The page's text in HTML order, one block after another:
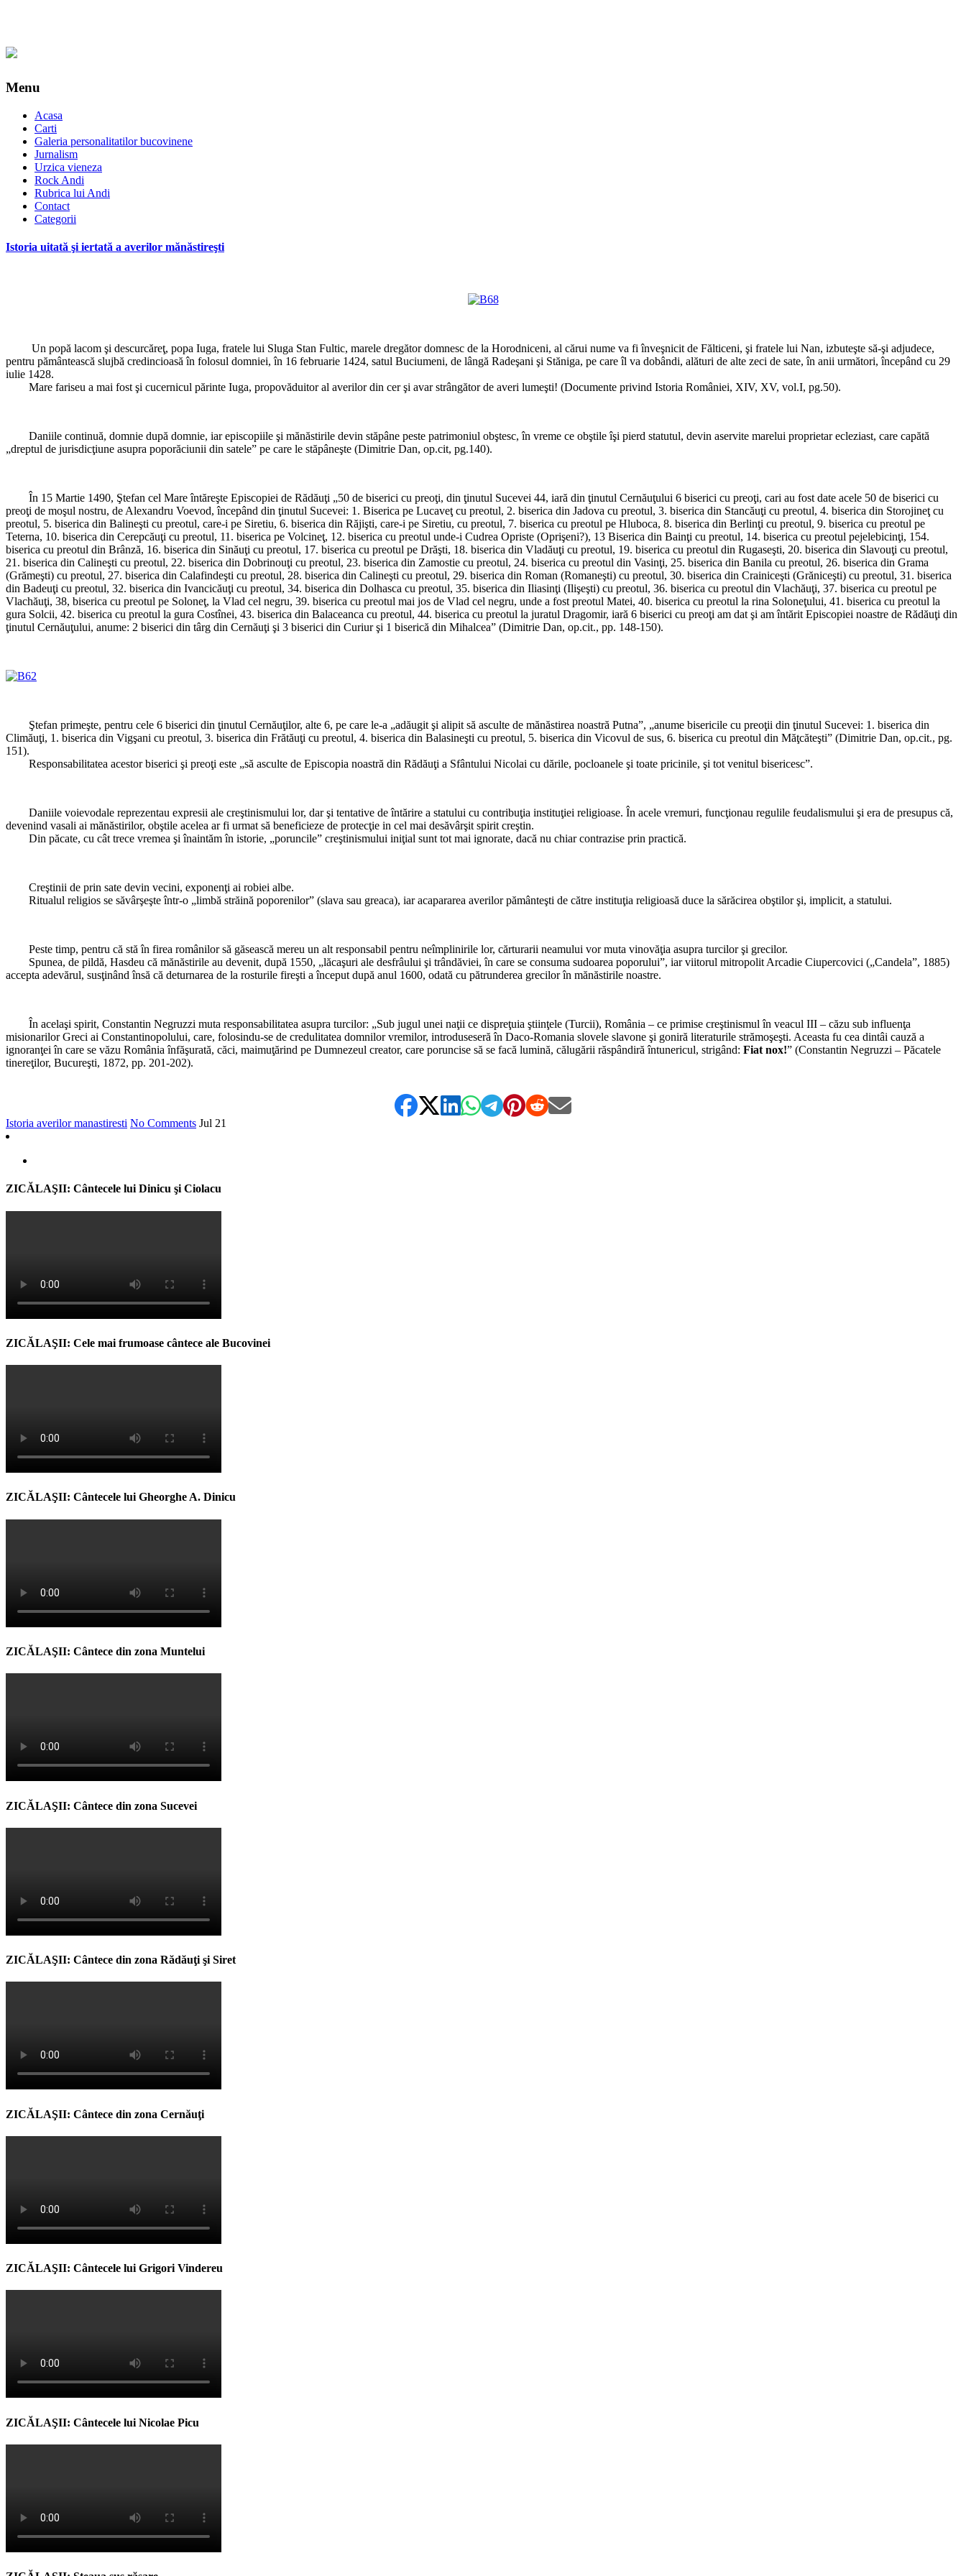
Menu
Acasa
Carti
Galeria personalitatilor bucovinene
Jurnalism
Urzica vieneza
Rock Andi
Rubrica lui Andi
Contact
Categorii
Istoria uitată şi iertată a averilor mănăstireşti
Un popă lacom şi descurcăreţ, popa Iuga, fratele lui Sluga Stan Fultic, marele dregător domnesc de la Horodniceni, al cărui nume va fi înveşnicit de Fălticeni, şi fratele lui Nan, izbuteşte să-şi adjudece,
pentru pământească slujbă credincioasă în folosul domniei, în 16 februarie 1424, satul Buciumeni, de lângă Radeşani şi Stăniga, pe care îl va dobândi, alături de alte zeci de sate, în anii următori, începând cu 29
iulie 1428.
Mare fariseu a mai fost şi cucernicul părinte Iuga, propovăduitor al averilor din cer şi avar strângător de averi lumeşti! (Documente privind Istoria României, XIV, XV, vol.I, pg.50).
Daniile continuă, domnie după domnie, iar episcopiile şi mănăstirile devin stăpâne peste patrimoniul obştesc, în vreme ce obştile îşi pierd statutul, devin aservite marelui proprietar ecleziast, care capătă
„dreptul de jurisdicţiune asupra poporăciunii din satele” pe care le stăpâneşte (Dimitrie Dan, op.cit, pg.140).
În 15 Martie 1490, Ştefan cel Mare întăreşte Episcopiei de Rădăuţi „50 de biserici cu preoţi, din ţinutul Sucevei 44, iară din ţinutul Cernăuţului 6 biserici cu preoţi, cari au fost date acele 50 de biserici cu
preoţi de moşul nostru, de Alexandru Voevod, începând din ţinutul Sucevei: 1. Biserica pe Lucaveţ cu preotul, 2. biserica din Jadova cu preotul, 3. biserica din Stancăuţi cu preotul, 4. biserica din Storojineţ cu
preotul, 5. biserica din Balineşti cu preotul, care-i pe Siretiu, 6. biserica din Răjişti, care-i pe Siretiu, cu preotul, 7. biserica cu preotul pe Hluboca, 8. biserica din Berlinţi cu preotul, 9. biserica cu preotul pe
Teterna, 10. biserica din Cerepcăuţi cu preotul, 11. biserica pe Volcineţ, 12. biserica cu preotul unde-i Cudrea Opriste (Oprişeni?), 13 Biserica din Bainţi cu preotul, 14. biserica cu preotul pejelebicinţi, 154.
biserica cu preotul din Brânză, 16. biserica din Sinăuţi cu preotul, 17. biserica cu preotul pe Drăşti, 18. biserica din Vladăuţi cu preotul, 19. biserica cu preotul din Rugaseşti, 20. biserica din Slavouţi cu preotul,
21. biserica din Calineşti cu preotul, 22. biserica din Dobrinouţi cu preotul, 23. biserica din Zamostie cu preotul, 24. biserica cu preotul din Vasinţi, 25. biserica din Banila cu preotul, 26. biserica din Grama
(Grămeşti) cu preotul, 27. biserica din Calafindeşti cu preotul, 28. biserica din Calineşti cu preotul, 29. biserica din Roman (Romaneşti) cu preotul, 30. biserica din Crainiceşti (Grăniceşti) cu preotul, 31. biserica
din Badeuţi cu preotul, 32. biserica din Ivancicăuţi cu preotul, 34. biserica din Dolhasca cu preotul, 35. biserica din Iliasinţi (Ilişeşti) cu preotul, 36. biserica cu preotul din Vlachăuţi, 37. biserica cu preotul pe
Vlachăuţi, 38, biserica cu preotul pe Soloneţ, la Vlad cel negru, 39. biserica cu preotul mai jos de Vlad cel negru, unde a fost preotul Matei, 40. biserica cu preotul la rina Soloneţului, 41. biserica cu preotul la
gura Solcii, 42. biserica cu preotul la gura Costînei, 43. biserica din Balaceanca cu preotul, 44. biserica cu preotul la juratul Dragomir, iară 6 biserici cu preoţi am dat şi am întărit Episcopiei noastre de Rădăuţi din
ţinutul Cernăuţului, anume: 2 biserici din târg din Cernăuţi şi 3 biserici din Curiur şi 1 biserică din Mihalcea” (Dimitrie Dan, op.cit., pp. 148-150).
Ştefan primeşte, pentru cele 6 biserici din ţinutul Cernăuţilor, alte 6, pe care le-a „adăugit şi alipit să asculte de mănăstirea noastră Putna”, „anume bisericile cu preoţii din ţinutul Sucevei: 1. biserica din
Climăuţi, 1. biserica din Vigşani cu preotul, 3. biserica din Frătăuţi cu preotul, 4. biserica din Balasineşti cu preotul, 5. biserica din Vicovul de sus, 6. biserica cu preotul din Măţcăteşti” (Dimitrie Dan, op.cit., pg.
151).
Responsabilitatea acestor biserici şi preoţi este „să asculte de Episcopia noastră din Rădăuţi a Sfântului Nicolai cu dările, pocloanele şi toate pricinile, şi tot venitul bisericesc”.
Daniile voievodale reprezentau expresii ale creştinismului lor, dar şi tentative de întărire a statului cu contribuţia instituţiei religioase. În acele vremuri, funcţionau regulile feudalismului şi era de presupus că,
devenind vasali ai mănăstirilor, obştile acelea ar fi urmat să beneficieze de protecţie in cel mai desăvârşit spirit creştin.
Din păcate, cu cât trece vremea şi înaintăm în istorie, „poruncile” creştinismului iniţial sunt tot mai ignorate, dacă nu chiar contrazise prin practică.
Creştinii de prin sate devin vecini, exponenţi ai robiei albe.
Ritualul religios se săvârşeşte într-o „limbă străină poporenilor” (slava sau greaca), iar acapararea averilor pământeşti de către instituţia religioasă duce la sărăcirea obştilor şi, implicit, a statului.
Peste timp, pentru că stă în firea românilor să găsească mereu un alt responsabil pentru neîmplinirile lor, cărturarii neamului vor muta vinovăţia asupra turcilor şi grecilor.
Spunea, de pildă, Hasdeu că mănăstirile au devenit, după 1550, „lăcaşuri ale desfrâului şi trândăviei, în care se consuma sudoarea poporului”, iar viitorul mitropolit Arcadie Ciupercovici („Candela”, 1885)
accepta adevărul, susţinând însă că deturnarea de la rosturile fireşti a început după anul 1600, odată cu pătrunderea grecilor în mănăstirile noastre.
În acelaşi spirit, Constantin Negruzzi muta responsabilitatea asupra turcilor: „Sub jugul unei naţii ce dispreţuia ştiinţele (Turcii), România – ce primise creştinismul în veacul III – căzu sub influenţa
misionarilor Greci ai Constantinopolului, care, folosindu-se de credulitatea domnilor vremilor, introduseseră în Daco-Romania slovele slavone şi goniră literaturile strămoşeşti. Aceasta fu cea dintâi cauză a
ignoranţei în care se văzu România înfăşurată, căci, maimuţărind pe Dumnezeul creator, care poruncise să se facă lumină, călugării răspândiră întunericul, strigând: Fiat nox!” (Constantin Negruzzi – Păcatele
tinereţilor, Bucureşti, 1872, pp. 201-202).
Istoria averilor manastiresti No Comments Jul 21
ZICĂLAŞII: Cântecele lui Dinicu şi Ciolacu
ZICĂLAŞII: Cele mai frumoase cântece ale Bucovinei
ZICĂLAŞII: Cântecele lui Gheorghe A. Dinicu
ZICĂLAŞII: Cântece din zona Muntelui
ZICĂLAŞII: Cântece din zona Sucevei
ZICĂLAŞII: Cântece din zona Rădăuţi şi Siret
ZICĂLAŞII: Cântece din zona Cernăuţi
ZICĂLAŞII: Cântecele lui Grigori Vindereu
ZICĂLAŞII: Cântecele lui Nicolae Picu